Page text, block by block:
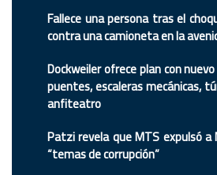
Fallece una persona tras el
contra una camioneta en la
Dockweiler ofrece plan con
puentes, escaleras mecánicas,
anfiteatro
Patzi revela que MTS expulsó a
“temas de corrupción”